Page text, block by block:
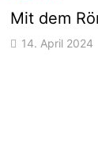
Mit dem
14. April 2024